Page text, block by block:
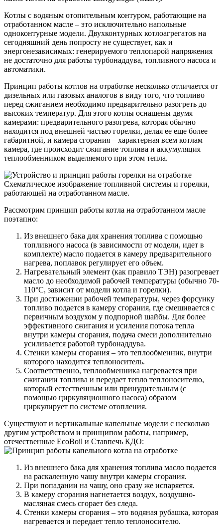
Котлы с водяным отопительным контуром, работающие на
отработанном масле – это исключительно напольные
одноконтурные модели. Двухконтурных котлоагрегатов на
сегодняшний день попросту не существует, как и
энергонезависимых: генерируемого теплопарой напряжения
не достаточно для работы турбонаддува, топливного насоса и
автоматики.
Принцип работы котлов на отработке несколько отличается от
дизельных или газовых аналогов в виду того, что топливо
перед сжиганием необходимо предварительно разогреть до
высоких температур. Для этого котлы оснащены двумя
камерами: предварительного разогрева, которая обычно
находится под внешней частью горелки, делая ее еще более
габаритной, и камера сгорания – характерная всем котлам
камера, где происходит сжигание топлива и аккумуляция
теплообменником выделяемого при этом тепла.
Схематическое изображение топливной системы и горелки,
работающей на отработанном масле.
Рассмотрим принцип работы котла на отработанном масле
поэтапно:
Из внешнего бака для хранения топлива с помощью
топливного насоса (в зависимости от модели, идет в
комплекте) масло подается в камеру предварительного
нагрева, поплавок регулирует его объем.
Нагревательный элемент (как правило ТЭН) разогревает
масло до необходимой рабочей температуры (обычно 70-
110°C, зависит от модели котла и горелки).
При достижении рабочей температуры, через форсунку
топливо подается в камеру сгорания, где смешивается с
первичным воздухом у подпорной шайбы. Для более
эффективного сжигания и усиления потока тепла
внутри камеры сгорания, подача смеси дополнительно
усиливается работой турбонаддува.
Стенки камеры сгорания – это теплообменник, внутри
которого находится теплоноситель.
Соответственно, теплообменника нагревается при
сжигании топлива и передает тепло теплоносителю,
который естественным или принудительным (с
помощью циркуляционного насоса) образом
циркулирует по системе отопления.
Существуют и вертикальные капельные модели с несколько
другим устройством и принципом работы, например,
отечественные EcoBoil и Ставпечь КДО:
Из внешнего бака для хранения топлива масло подается
на раскаленную чашу внутри камеры сгорания.
При попадании на чашу, оно сразу же испаряется.
В камеру сгорания нагнетается воздух, воздушно-
масляная смесь сгорает без следа.
Стенки камеры сгорания – это водяная рубашка, которая
нагревается и передает тепло теплоносителю.